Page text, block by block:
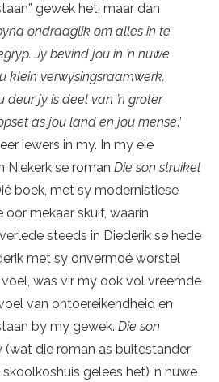
gewek het, maar dan
ondraaglik om alles in te
Jy bevind jou in ’n nuwe
klein verwysingsraamwerk.
jy is deel van ’n groter
as jou land en jou mense.”
iewers in my. In my eie
Niekerk se roman Die son struikel
boek, met sy modernistiese
mekaar skuif, waarin
steeds in Diederik se hede
met sy onvermoë worstel
was vir my ook vol vreemde
van ontoereikendheid en
by my gewek. Die son
(wat die roman as buitestander
gelees het) ’n nuwe